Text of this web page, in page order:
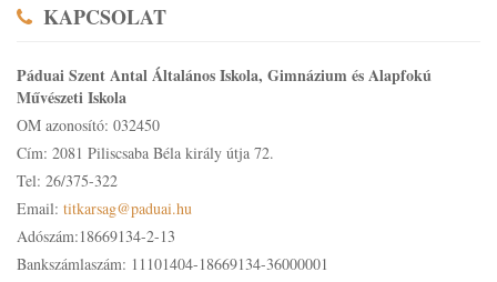
KAPCSOLAT
Páduai Szent Antal Általános Iskola, Gimnázium és Alapfokú
Művészeti Iskola
OM azonosító: 032450
Cím: 2081 Piliscsaba Béla király útja 72.
Tel: 26/375-322
Email: titkarsag@paduai.hu
Adószám:18669134-2-13
Bankszámlaszám: 11101404-18669134-36000001